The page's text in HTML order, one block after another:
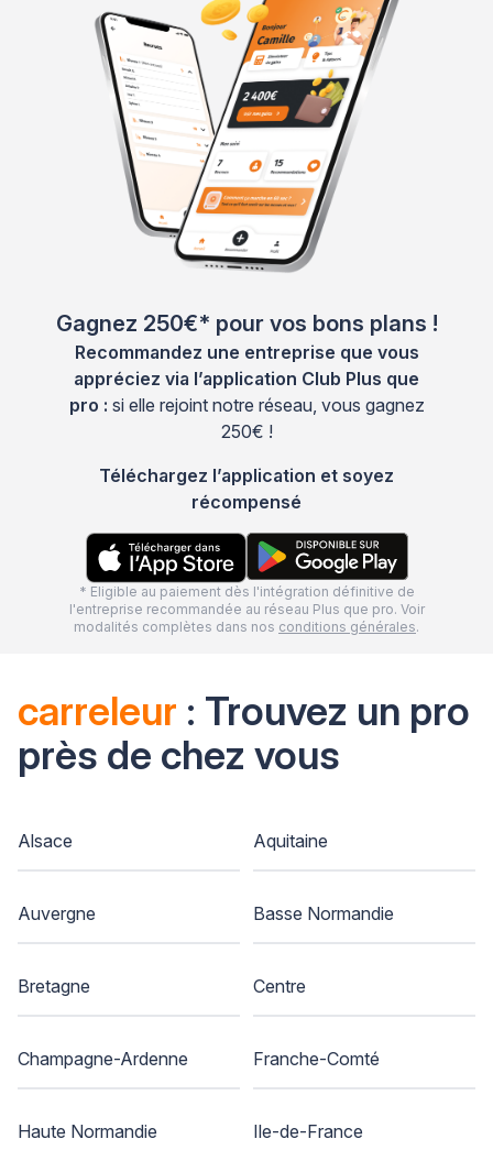
Gagnez 250€* pour vos bons plans !
Recommandez une entreprise que vous
appréciez via l’application Club Plus que
pro : si elle rejoint notre réseau, vous gagnez
250€ !
Téléchargez l’application et soyez
récompensé
* Eligible au paiement dès l'intégration définitive de
l'entreprise recommandée au réseau Plus que pro. Voir
modalités complètes dans nos conditions générales.
carreleur : Trouvez un pro
près de chez vous
Alsace Aquitaine
Auvergne Basse Normandie
Bretagne Centre
Champagne-Ardenne Franche-Comté
Haute Normandie Ile-de-France